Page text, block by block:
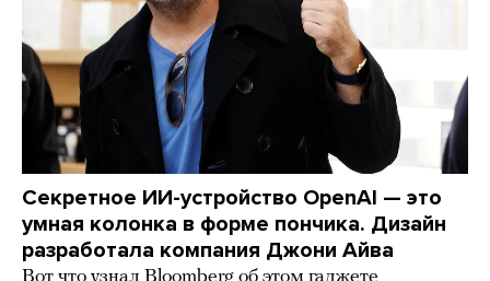
Секретное ИИ-устройство OpenAI — это
умная колонка в форме пончика. Дизайн
разработала компания Джони Айва